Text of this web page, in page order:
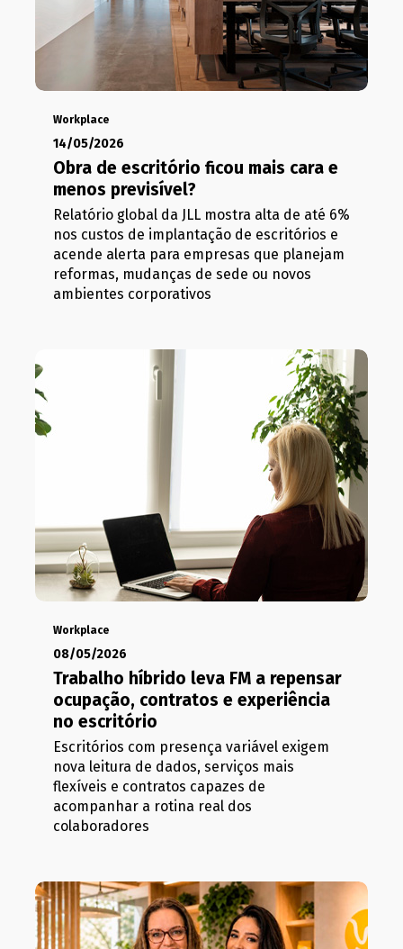
Workplace
14/05/2026
Obra de escritório ficou mais cara e
menos previsível?
Relatório global da JLL mostra alta de até 6%
nos custos de implantação de escritórios e
acende alerta para empresas que planejam
reformas, mudanças de sede ou novos
ambientes corporativos
Workplace
08/05/2026
Trabalho híbrido leva FM a repensar
ocupação, contratos e experiência
no escritório
Escritórios com presença variável exigem
nova leitura de dados, serviços mais
flexíveis e contratos capazes de
acompanhar a rotina real dos
colaboradores